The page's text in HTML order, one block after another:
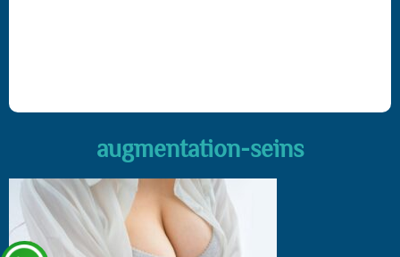
augmentation-seins